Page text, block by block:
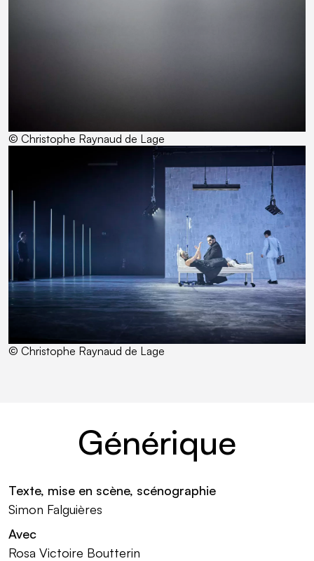
© Christophe Raynaud de Lage
© Christophe Raynaud de Lage
Générique
Texte, mise en scène, scénographie
Simon Falguières
Avec
Rosa Victoire Boutterin